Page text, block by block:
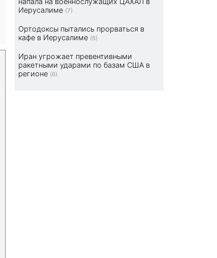
Иерусалиме (7)
Ортодоксы пытались прорваться в
кафе в Иерусалиме (6)
Иран угрожает превентивными
ракетными ударами по базам США в
регионе (6)